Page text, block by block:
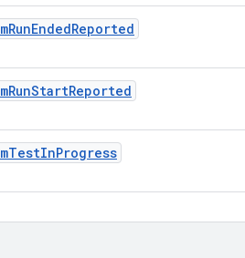
mRunEndedReported
mRunStartReported
mTestInProgress